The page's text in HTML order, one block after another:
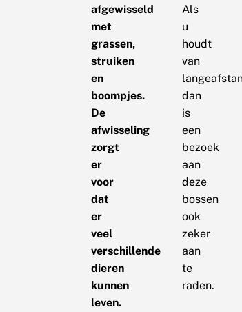
afgewisseld
met
grassen,
struiken
en
boompjes.
De
afwisseling
zorgt
er
voor
dat
er
veel
verschillende
dieren
kunnen
leven.
Als
u
houdt
van
dan
is
een
bezoek
aan
deze
bossen
ook
zeker
aan
te
raden.